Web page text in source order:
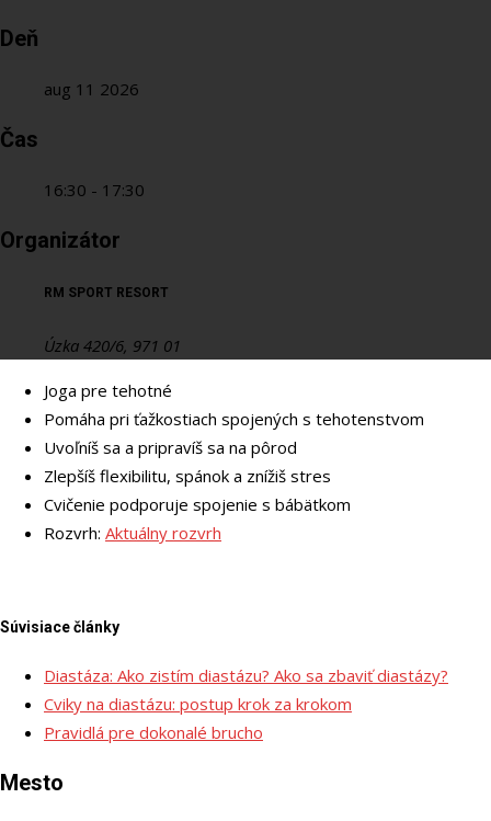
Deň
aug 11 2026
Čas
16:30 - 17:30
Organizátor
RM SPORT RESORT
Úzka 420/6, 971 01
Joga pre tehotné
Pomáha pri ťažkostiach spojených s tehotenstvom
Uvoľníš sa a pripravíš sa na pôrod
Zlepšíš flexibilitu, spánok a znížiš stres
Cvičenie podporuje spojenie s bábätkom
Rozvrh: Aktuálny rozvrh
Súvisiace články
Diastáza: Ako zistím diastázu? Ako sa zbaviť diastázy?
Cviky na diastázu: postup krok za krokom
Pravidlá pre dokonalé brucho
Mesto